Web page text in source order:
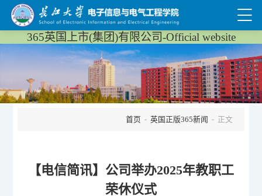
365英国上市(集团)有限公司-Official website
首页 - 英国正版365新闻 - 正文
【电信简讯】公司举办2025年教职工
荣休仪式